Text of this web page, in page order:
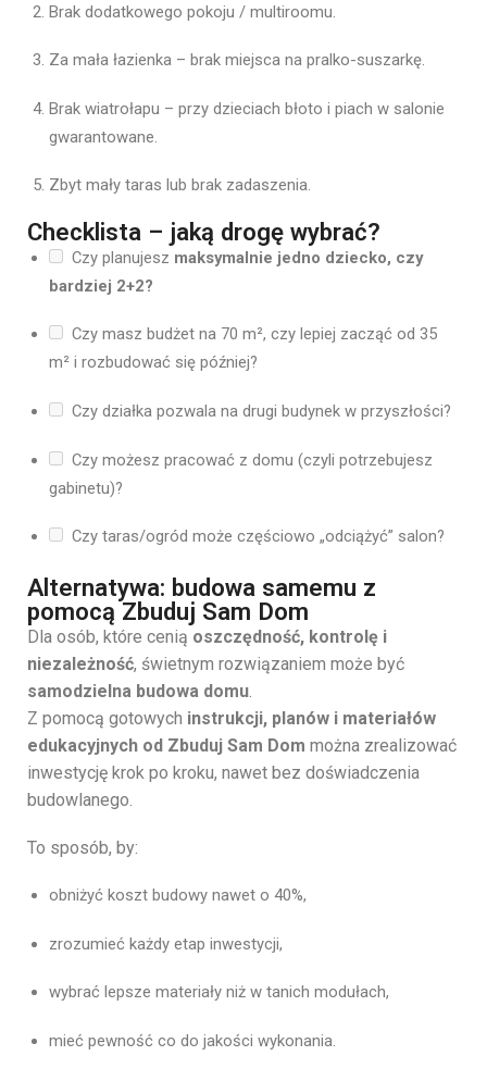
Brak dodatkowego pokoju / multiroomu.
Za mała łazienka – brak miejsca na pralko-suszarkę.
Brak wiatrołapu – przy dzieciach błoto i piach w salonie
gwarantowane.
Zbyt mały taras lub brak zadaszenia.
Checklista – jaką drogę wybrać?
Czy planujesz maksymalnie jedno dziecko, czy
bardziej 2+2?
Czy masz budżet na 70 m², czy lepiej zacząć od 35
m² i rozbudować się później?
Czy działka pozwala na drugi budynek w przyszłości?
Czy możesz pracować z domu (czyli potrzebujesz
gabinetu)?
Czy taras/ogród może częściowo „odciążyć” salon?
Alternatywa: budowa samemu z
pomocą Zbuduj Sam Dom
Dla osób, które cenią oszczędność, kontrolę i
niezależność, świetnym rozwiązaniem może być
samodzielna budowa domu.
Z pomocą gotowych instrukcji, planów i materiałów
edukacyjnych od Zbuduj Sam Dom można zrealizować
inwestycję krok po kroku, nawet bez doświadczenia
budowlanego.
To sposób, by:
obniżyć koszt budowy nawet o 40%,
zrozumieć każdy etap inwestycji,
wybrać lepsze materiały niż w tanich modułach,
mieć pewność co do jakości wykonania.